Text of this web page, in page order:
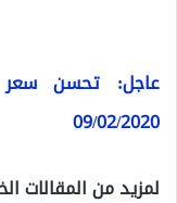
عاجل: تحسن سعر
09/02/2020
لمزيد من المقالات